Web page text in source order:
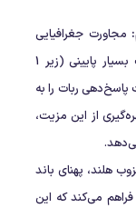
مجاورت جغرافیایی
لیزوب هلند با سرورهای اصلی تلگرام، پینگ بسیار پایینی (زیر 1
پاسخ‌دهی ربات را به
از این مزیت،
می‌دهد.
هلند، پهنای باند
فراهم می‌کند که این